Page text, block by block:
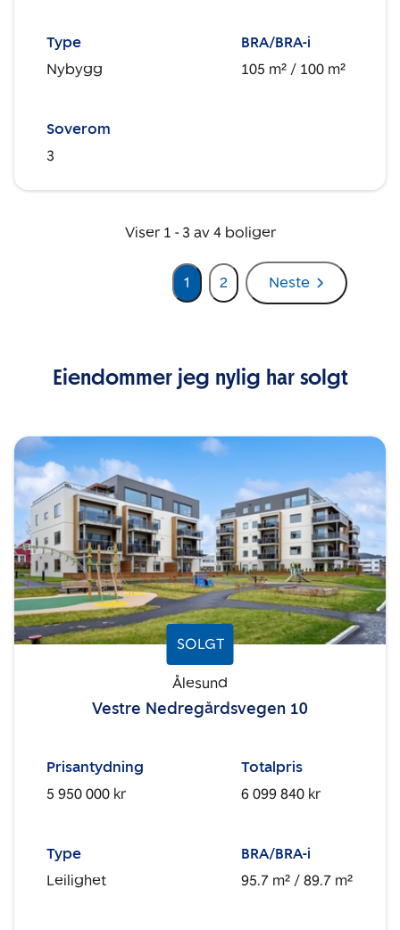
Type
Nybygg
BRA/BRA-i
105 m² / 100 m²
Soverom
3
Viser 1 - 3 av 4boliger
1 2 Neste
Eiendommer jeg nylig har solgt
SOLGT
Ålesund
Vestre Nedregårdsvegen 10
Prisantydning
5 950 000 kr
Totalpris
6 099 840 kr
Type
Leilighet
BRA/BRA-i
95.7 m² / 89.7 m²